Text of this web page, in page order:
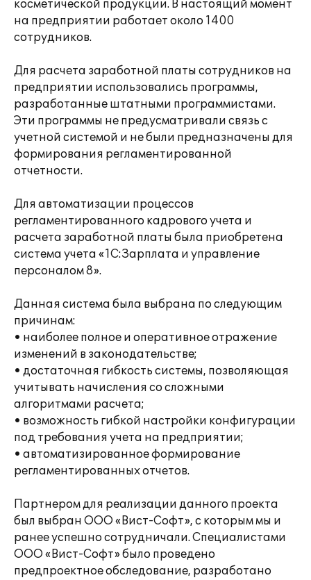
косметической продукции. В настоящий момент
на предприятии работает около 1400
сотрудников.
Для расчета заработной платы сотрудников на
предприятии использовались программы,
разработанные штатными программистами.
Эти программы не предусматривали связь с
учетной системой и не были предназначены для
формирования регламентированной
отчетности.
Для автоматизации процессов
регламентированного кадрового учета и
расчета заработной платы была приобретена
система учета «1С:Зарплата и управление
персоналом 8».
Данная система была выбрана по следующим
причинам:
• наиболее полное и оперативное отражение
изменений в законодательстве;
• достаточная гибкость системы, позволяющая
учитывать начисления со сложными
алгоритмами расчета;
• возможность гибкой настройки конфигурации
под требования учета на предприятии;
• автоматизированное формирование
регламентированных отчетов.
Партнером для реализации данного проекта
был выбран ООО «Вист-Софт», с которым мы и
ранее успешно сотрудничали. Специалистами
ООО «Вист-Софт» было проведено
предпроектное обследование, разработано